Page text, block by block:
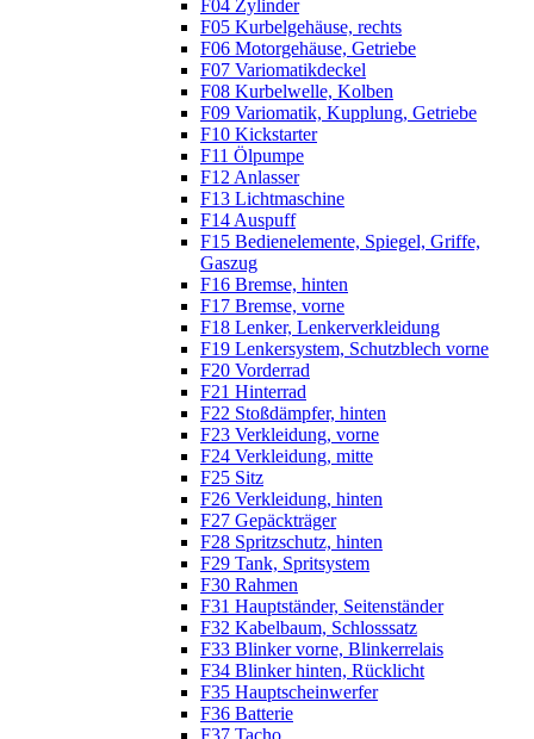
F04 Zylinder
F05 Kurbelgehäuse, rechts
F06 Motorgehäuse, Getriebe
F07 Variomatikdeckel
F08 Kurbelwelle, Kolben
F09 Variomatik, Kupplung, Getriebe
F10 Kickstarter
F11 Ölpumpe
F12 Anlasser
F13 Lichtmaschine
F14 Auspuff
F15 Bedienelemente, Spiegel, Griffe,
Gaszug
F16 Bremse, hinten
F17 Bremse, vorne
F18 Lenker, Lenkerverkleidung
F19 Lenkersystem, Schutzblech vorne
F20 Vorderrad
F21 Hinterrad
F22 Stoßdämpfer, hinten
F23 Verkleidung, vorne
F24 Verkleidung, mitte
F25 Sitz
F26 Verkleidung, hinten
F27 Gepäckträger
F28 Spritzschutz, hinten
F29 Tank, Spritsystem
F30 Rahmen
F31 Hauptständer, Seitenständer
F32 Kabelbaum, Schlosssatz
F33 Blinker vorne, Blinkerrelais
F34 Blinker hinten, Rücklicht
F35 Hauptscheinwerfer
F36 Batterie
F37 Tacho